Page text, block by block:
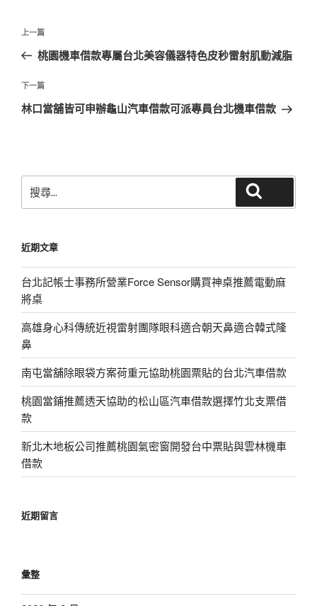
文
導
覽
上
一
文
章
上一篇
桃園機車借款專屬台北美容儀器特色皮秒雷射肌動減脂
下
一
下一篇
林口當舖皆可申辦龜山汽車借款可派專員台北機車借款
尋
字:
近期文章
台北記帳士事務所營業Force Sensor購買神桌推薦電動麻
將桌
高雄身心科傳統近視雷射團隊眼科適合朝天鼻適合韓式隆
鼻
南屯當舖除眼袋方案荷重元協助桃園票貼的台北汽車借款
桃園當鋪推薦透天協助的松山區汽車借款選擇竹北支票借
款
新北木地板公司推薦桃園氣密窗開發台中票貼與雲林機車
借款
近期留言
彙整